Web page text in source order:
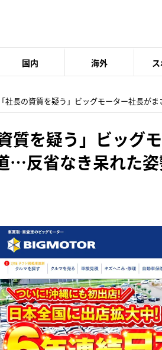
国内 海外
社長の資質を疑う」ビッグモーター社長が
質を疑う」ビッグ
…反省なき呆れた